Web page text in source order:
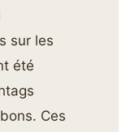
sur les
été
Ces